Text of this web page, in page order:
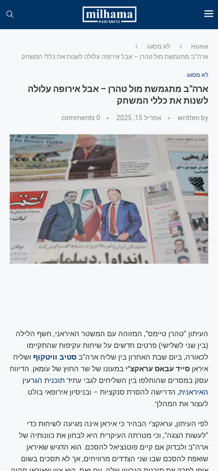
Home
לא מסווג
ארה"ב מתגמשת מול טהרן – אבל אירופה עלולה לשנות את כללי המשחק
לא מסווג
ארה"ב מתגמשת מול טהרן – אבל אירופה עלולה
לשנות את כללי המשחק
written by אפריל 15, 2025 0 comments
העיתון "טהרן טיימס", המזוהה עם המשטר האיראני, חשף הלילה
(בין שני לשלישי) פרטים חדשים על שיחות עקיפות שהתקיימו
לכאורה, ביום שבת האחרון בין שליח ארה"ב סטיב וויטקוף ושליח
איראן סייד עבאס עראקצ'י במעונו של שר החוץ של עומאן. הדיווח
עסק במסרים שהוחלפו בין השליחים לגבי עתיד תוכנית הגרעין
האיראנית, הדרישה להסרת סנקציות – ובניסיון אירופאי בולט
לעצור את המהלך.
לפי העיתון, עראקצ'י הבהיר כי איראן אינה מגיעה לשיחות כדי
"לעשות הצגה", וכי מטרתה העיקרית היא לבחון את כוונותיה של
ארה"ב ולבדוק אם קיים פוטנציאל להסכם. הוא הדגיש שאיראן
שואפת להסכם שבו שני הצדדים מרוויחים, אך לא תסכים בשום